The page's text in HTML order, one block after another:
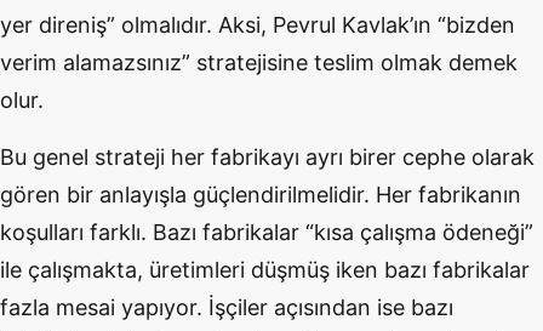
yer direniş” olmalıdır. Aksi, Pevrul Kavlak’ın “bizden
verim alamazsınız” stratejisine teslim olmak demek
olur.
Bu genel strateji her fabrikayı ayrı birer cephe olarak
gören bir anlayışla güçlendirilmelidir. Her fabrikanın
koşulları farklı. Bazı fabrikalar “kısa çalışma ödeneği”
ile çalışmakta, üretimleri düşmüş iken bazı fabrikalar
fazla mesai yapıyor. İşçiler açısından ise bazı